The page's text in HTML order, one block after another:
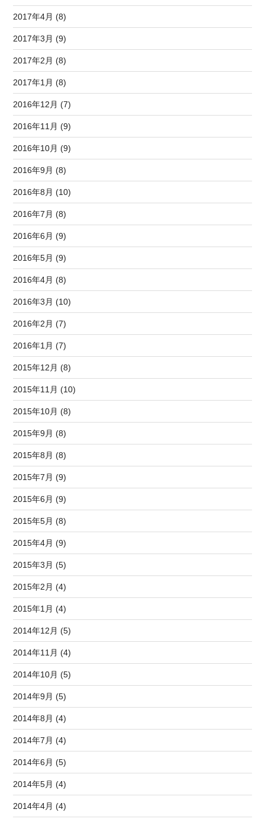
2017年4月 (8)
2017年3月 (9)
2017年2月 (8)
2017年1月 (8)
2016年12月 (7)
2016年11月 (9)
2016年10月 (9)
2016年9月 (8)
2016年8月 (10)
2016年7月 (8)
2016年6月 (9)
2016年5月 (9)
2016年4月 (8)
2016年3月 (10)
2016年2月 (7)
2016年1月 (7)
2015年12月 (8)
2015年11月 (10)
2015年10月 (8)
2015年9月 (8)
2015年8月 (8)
2015年7月 (9)
2015年6月 (9)
2015年5月 (8)
2015年4月 (9)
2015年3月 (5)
2015年2月 (4)
2015年1月 (4)
2014年12月 (5)
2014年11月 (4)
2014年10月 (5)
2014年9月 (5)
2014年8月 (4)
2014年7月 (4)
2014年6月 (5)
2014年5月 (4)
2014年4月 (4)